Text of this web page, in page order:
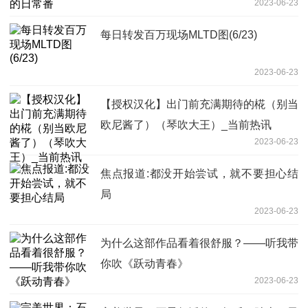
2023-06-23
每日转发百万现场MLTD图(6/23)
2023-06-23
【授权汉化】出门前充满期待的椛（别当
欧尼酱了）（琴吹大王）_当前热讯
2023-06-23
焦点报道:都没开始尝试，就不要担心结
局
2023-06-23
为什么这部作品看着很舒服？——听我带
你吹《跃动青春》
2023-06-23